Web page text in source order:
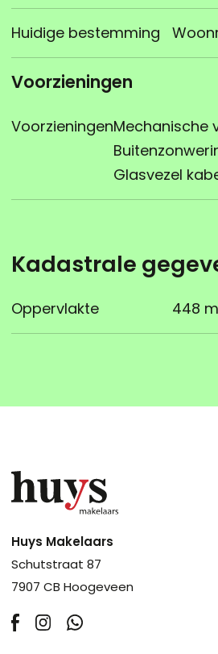
Huidige bestemming
Voorzieningen
VoorzieningenMechanische
Glasvezel
Kadastrale
Oppervlakte 448 m
Huys Makelaars
Schutstraat 87
7907 CB Hoogeveen